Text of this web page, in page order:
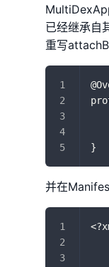
已经继承自
重写
}
并在